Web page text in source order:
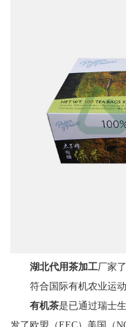
湖北代用茶加工厂家
符合国际有机农业运
有机茶是已通过瑞士